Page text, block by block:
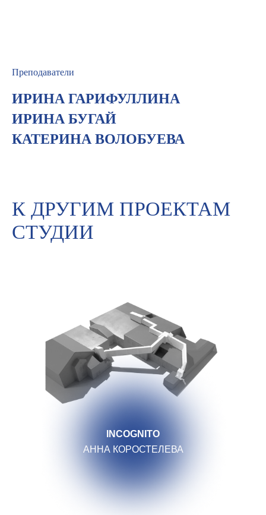
Преподаватели
ИРИНА ГАРИФУЛЛИНА
ИРИНА БУГАЙ
КАТЕРИНА ВОЛОБУЕВА
К ДРУГИМ ПРОЕКТАМ
СТУДИИ
INCOGNITO
АННА КОРОСТЕЛЕВА